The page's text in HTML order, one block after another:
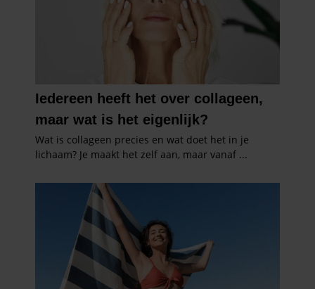
gaat akkoord met onze cookies als u onze website blijft